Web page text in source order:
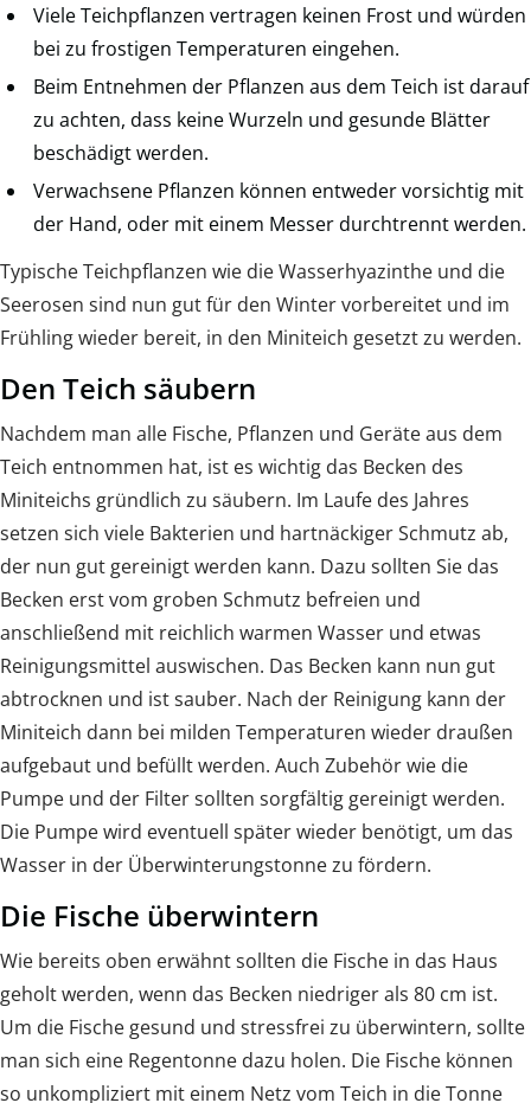
Viele Teichpflanzen vertragen keinen Frost und würden
bei zu frostigen Temperaturen eingehen.
Beim Entnehmen der Pflanzen aus dem Teich ist darauf
zu achten, dass keine Wurzeln und gesunde Blätter
beschädigt werden.
Verwachsene Pflanzen können entweder vorsichtig mit
der Hand, oder mit einem Messer durchtrennt werden.
Typische Teichpflanzen wie die Wasserhyazinthe und die
Seerosen sind nun gut für den Winter vorbereitet und im
Frühling wieder bereit, in den Miniteich gesetzt zu werden.
Den Teich säubern
Nachdem man alle Fische, Pflanzen und Geräte aus dem
Teich entnommen hat, ist es wichtig das Becken des
Miniteichs gründlich zu säubern. Im Laufe des Jahres
setzen sich viele Bakterien und hartnäckiger Schmutz ab,
der nun gut gereinigt werden kann. Dazu sollten Sie das
Becken erst vom groben Schmutz befreien und
anschließend mit reichlich warmen Wasser und etwas
Reinigungsmittel auswischen. Das Becken kann nun gut
abtrocknen und ist sauber. Nach der Reinigung kann der
Miniteich dann bei milden Temperaturen wieder draußen
aufgebaut und befüllt werden. Auch Zubehör wie die
Pumpe und der Filter sollten sorgfältig gereinigt werden.
Die Pumpe wird eventuell später wieder benötigt, um das
Wasser in der Überwinterungstonne zu fördern.
Die Fische überwintern
Wie bereits oben erwähnt sollten die Fische in das Haus
geholt werden, wenn das Becken niedriger als 80 cm ist.
Um die Fische gesund und stressfrei zu überwintern, sollte
man sich eine Regentonne dazu holen. Die Fische können
so unkompliziert mit einem Netz vom Teich in die Tonne